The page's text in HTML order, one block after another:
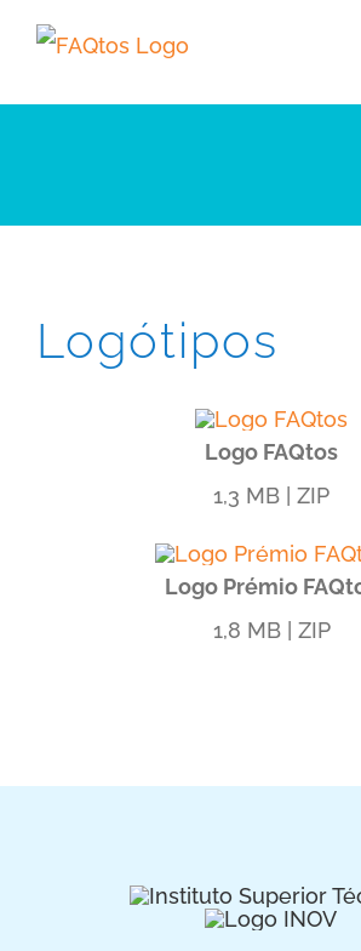
Skip
content
Logótipos
Logo FAQtos
1,3 MB | ZIP
Logo Prémio
1,8 MB | ZIP